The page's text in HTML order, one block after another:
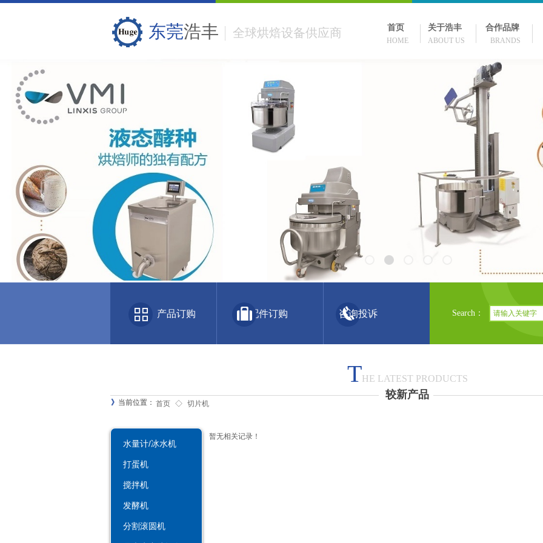
HOME ABOUT US BRANDS
首页 关于浩丰 合作品牌
东莞浩丰 全球烘焙设备供应商
Search：
产品订购 配件订购 咨询投诉
》 当前位置： 首页 ◇ 切片机
THE LATEST PRODUCTS
较新产品
水量计/冰水机
打蛋机
搅拌机
发酵机
分割滚圆机
暂无相关记录！